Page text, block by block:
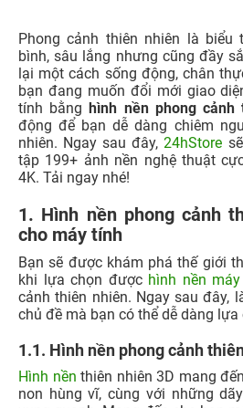
Phong cảnh thiên nhiên là biểu
bình, sâu lắng nhưng cũng đầy
lại một cách sống động, chân
bạn đang muốn đổi mới giao
tính bằnghình nền phong cảnh
động để bạn dễ dàng chiêm
nhiên. Ngay sau đây,24hStore
tập 199+ ảnh nền nghệ thuật
4K. Tải ngay nhé!
1. Hình nền phong cảnh
cho máy tính
Bạn sẽ được khám phá thế giới
khi lựa chọn được hình nền
cảnh thiên nhiên. Ngay sau đây,
chủ đề mà bạn có thể dễ dàng lựa
1.1. Hình nền phong cảnh
Hình nền thiên nhiên 3D mang
non hùng vĩ, cùng với những